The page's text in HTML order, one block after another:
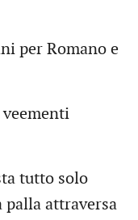
per Romano e
tutto solo
attraversa